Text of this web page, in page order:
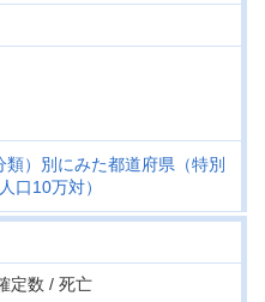
）別にみた都道府県（特別
口10万対）
定数 / 死亡